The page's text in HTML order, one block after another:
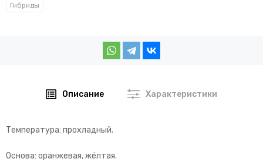
Гибриды
Описание Характеристики
Температура: прохладный.
Основа: оранжевая, жёлтая.